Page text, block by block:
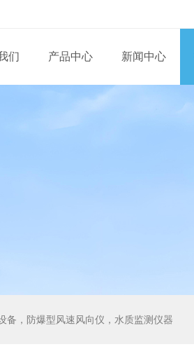
们 产品中心 新闻中心
备，防爆型风速风向仪，水质监测仪器